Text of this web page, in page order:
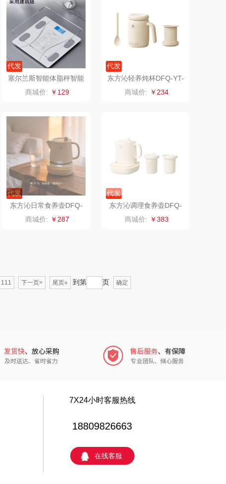
尔（包销款） 左都
梦百合 浅香（包销款）
思宜莱
德亚 富佑嘉（FU+）
亿瞬间 普陀山
达厨具（包销
款）
猫和老鼠
小黄人
花西子
龙的
代发
塞尔兰斯智能体脂秤智能
体脂秤ts-c66
商城价: ￥129
代发
东方沁轻养炖杯DFQ-YT-
SY01（茶漏款）
商城价: ￥234
代发
东方沁日常食养壶DFQ-
SY02（标准款）
商城价: ￥287
代发
东方沁调理食养壶DFQ-
SY01（茶漏+炖盅款）
商城价: ￥383
111 下一页> 尾页» 到第 页 确定
7X24小时客服热线
18809826663
在线客服